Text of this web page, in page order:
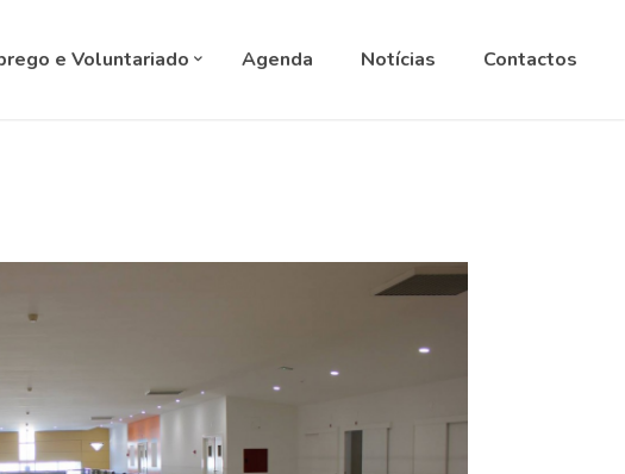
e Voluntariado Agenda Notícias Contactos